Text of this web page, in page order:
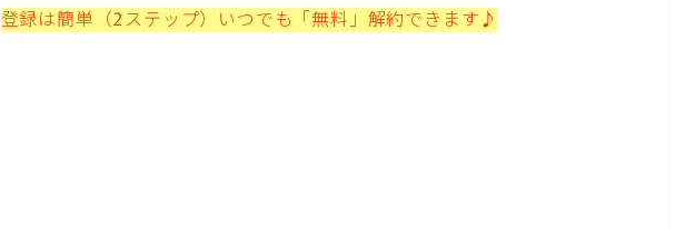
登録は簡単（2ステップ）いつでも「無料」解約できます♪